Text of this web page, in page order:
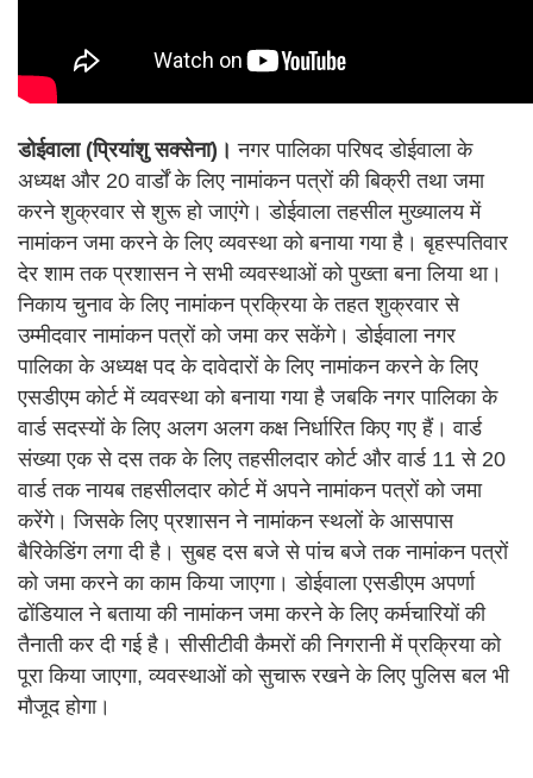
डोईवाला (प्रियांशु सक्सेना)। नगर पालिका परिषद डोईवाला के
अध्यक्ष और 20 वार्डों के लिए नामांकन पत्रों की बिक्री तथा जमा
करने शुक्रवार से शुरू हो जाएंगे। डोईवाला तहसील मुख्यालय में
नामांकन जमा करने के लिए व्यवस्था को बनाया गया है। बृहस्पतिवार
देर शाम तक प्रशासन ने सभी व्यवस्थाओं को पुख्ता बना लिया था।
निकाय चुनाव के लिए नामांकन प्रक्रिया के तहत शुक्रवार से
उम्मीदवार नामांकन पत्रों को जमा कर सकेंगे। डोईवाला नगर
पालिका के अध्यक्ष पद के दावेदारों के लिए नामांकन करने के लिए
एसडीएम कोर्ट में व्यवस्था को बनाया गया है जबकि नगर पालिका के
वार्ड सदस्यों के लिए अलग अलग कक्ष निर्धारित किए गए हैं। वार्ड
संख्या एक से दस तक के लिए तहसीलदार कोर्ट और वार्ड 11 से 20
वार्ड तक नायब तहसीलदार कोर्ट में अपने नामांकन पत्रों को जमा
करेंगे। जिसके लिए प्रशासन ने नामांकन स्थलों के आसपास
बैरिकेडिंग लगा दी है। सुबह दस बजे से पांच बजे तक नामांकन पत्रों
को जमा करने का काम किया जाएगा। डोईवाला एसडीएम अपर्णा
ढोंडियाल ने बताया की नामांकन जमा करने के लिए कर्मचारियों की
तैनाती कर दी गई है। सीसीटीवी कैमरों की निगरानी में प्रक्रिया को
पूरा किया जाएगा, व्यवस्थाओं को सुचारू रखने के लिए पुलिस बल भी
मौजूद होगा।